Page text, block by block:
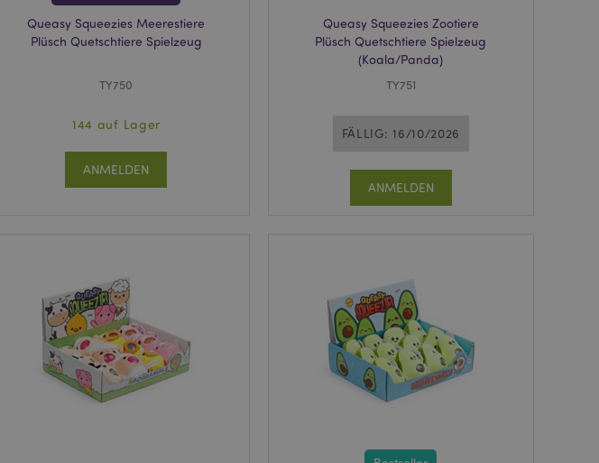
Queasy Squeezies Meerestiere
Plüsch Quetschtiere Spielzeug
TY750
144 auf Lager
ANMELDEN
Queasy Squeezies Zootiere
Plüsch Quetschtiere Spielzeug
(Koala/Panda)
TY751
FÄLLIG: 16/10/2026
ANMELDEN